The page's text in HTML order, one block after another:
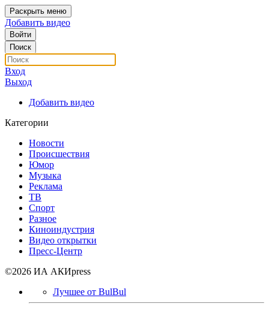
Раскрыть меню
Добавить видео
Войти
Поиск
Вход
Выход
Добавить видео
Категории
Новости
Происшествия
Юмор
Музыка
Реклама
ТВ
Спорт
Разное
Киноиндустрия
Видео открытки
Пресс-Центр
©2026 ИА АКИpress
Лучшее от BulBul